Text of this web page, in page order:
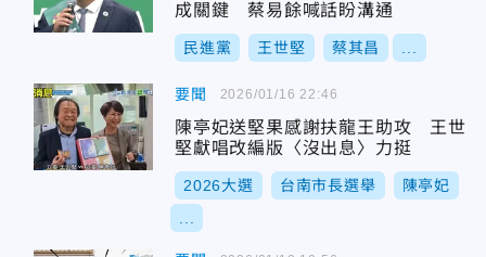
成關鍵 蔡易餘喊話盼溝通
民進黨 王世堅 蔡其昌
要聞
陳亭妃送堅果感謝扶龍王助攻 王世
堅獻唱改編版〈沒出息〉力挺
2026大選 台南市長選舉 陳亭妃
2026/01/16 22:46